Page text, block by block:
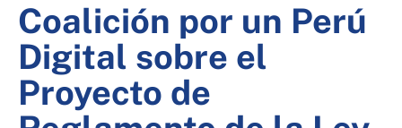
Coalición por un Perú
Digital sobre el
Proyecto de